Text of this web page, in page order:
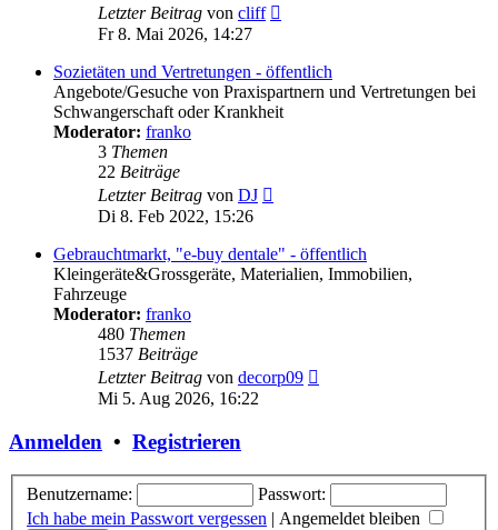
Letzter Beitrag von cliff
Fr 8. Mai 2026, 14:27
Sozietäten und Vertretungen - öffentlich
Angebote/Gesuche von Praxispartnern und Vertretungen bei
Schwangerschaft oder Krankheit
Moderator: franko
3 Themen
22 Beiträge
Letzter Beitrag von DJ
Di 8. Feb 2022, 15:26
Gebrauchtmarkt, "e-buy dentale" - öffentlich
Kleingeräte&Grossgeräte, Materialien, Immobilien,
Fahrzeuge
Moderator: franko
480 Themen
1537 Beiträge
Letzter Beitrag von decorp09
Mi 5. Aug 2026, 16:22
Anmelden • Registrieren
Benutzername:
Passwort:
Ich habe mein Passwort vergessen | Angemeldet bleiben